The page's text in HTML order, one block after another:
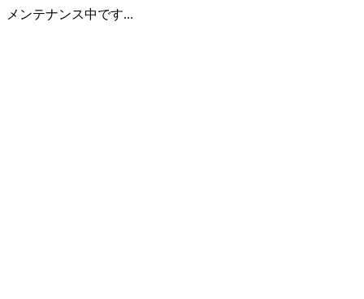
メンテナンス中です...